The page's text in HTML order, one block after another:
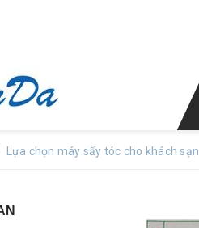
Lựa chọn máy sấy tóc cho khách sạn